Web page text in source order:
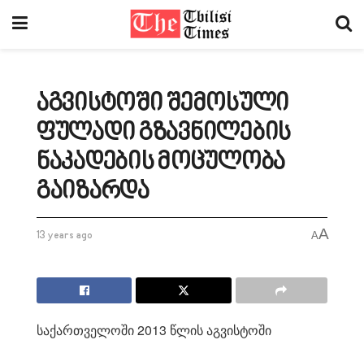
აგვისტოში შემოსული
ფულადი გზავნილების
ნაკადების მოცულობა
გაიზარდა
13 years ago AA
საქართველოში 2013 წლის აგვისტოში